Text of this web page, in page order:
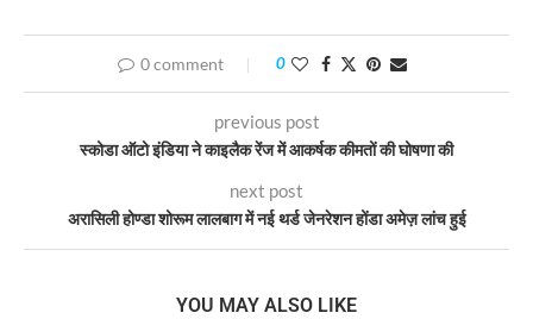
0 comment 0
previous post
स्कोडा ऑटो इंडिया ने काइलैक रेंज में आकर्षक कीमतों की घोषणा की
next post
अरासिली होण्डा शोरूम लालबाग में नई थर्ड जेनरेशन होंडा अमेज़ लांच हुई
YOU MAY ALSO LIKE